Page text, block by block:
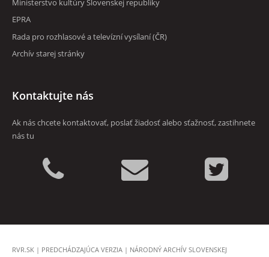
Ministerstvo kultúry Slovenskej republiky
EPRA
Rada pro rozhlasové a televízní vysílaní (ČR)
Archív starej stránky
Kontaktujte nás
Ak nás chcete kontaktovať, poslať žiadosť alebo sťažnosť, zastihnete
nás tu
RVR.SK | PREDCHÁDZAJÚCA VERZIA | NÁRODNÝ ARCHÍV SLOVENSKEJ